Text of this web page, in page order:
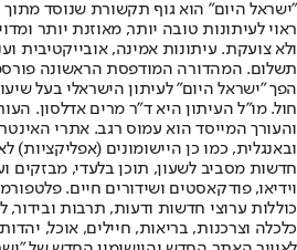
"ישראל היום" הוא גוף תקשורת שנוסד
ראוי לעיתונות טובה יותר, מאוזנת יותר
ולא צועקת. עיתונות אמינה, אובייקטיבית
הפך "ישראל היום" לעיתון הישראלי בעל
חול. מו"ל העיתון היא ד"ר מרים אדלסון.
והעורך המייסד הוא עמוס רגב. אתרי
חדשות מסביב לשעון, תוכן בלעדי, מבזקים
וידיאו, פודקאסטים ושידורים חיים.
כוללות ערוצי חדשות ודעות, תרבות ובידור,